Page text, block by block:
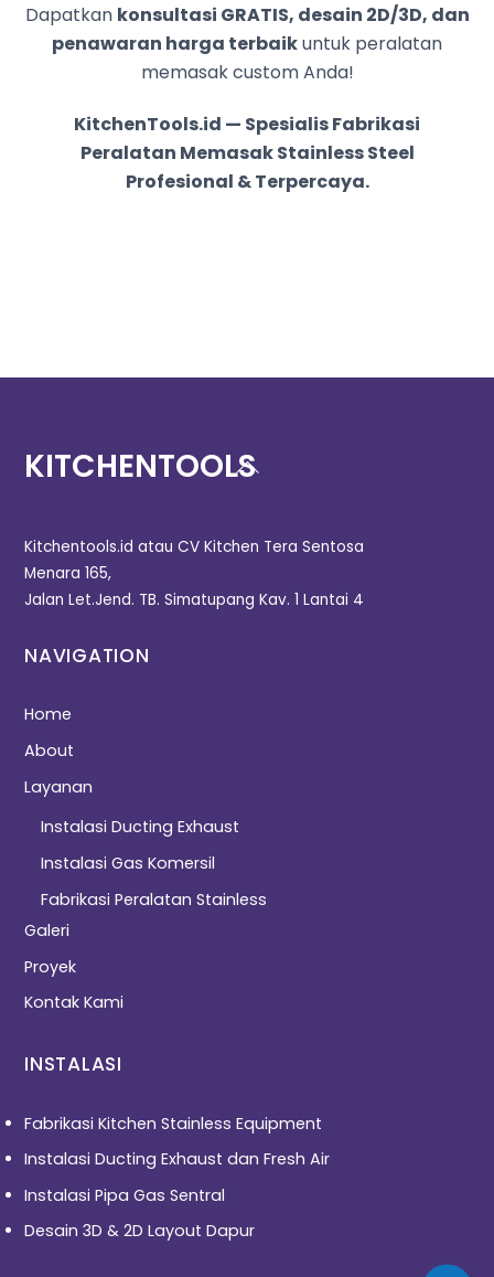
Dapatkan konsultasi GRATIS, desain 2D/3D, dan
penawaran harga terbaikuntuk peralatan
memasak custom Anda!
KitchenTools.id — Spesialis Fabrikasi
Peralatan Memasak Stainless Steel
Profesional & Terpercaya.
KITCHENTOOLS
Kitchentools.id atau CV Kitchen Tera Sentosa
Menara 165,
Jalan Let.Jend. TB. Simatupang Kav. 1 Lantai 4
NAVIGATION
Home
About
Layanan
Instalasi Ducting Exhaust
Instalasi Gas Komersil
Fabrikasi Peralatan Stainless
Galeri
Proyek
Kontak Kami
INSTALASI
Fabrikasi Kitchen Stainless Equipment
Instalasi Ducting Exhaust dan Fresh Air
Instalasi Pipa Gas Sentral
Desain 3D & 2D Layout Dapur